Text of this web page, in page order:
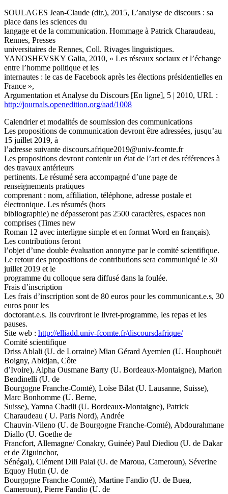
SOULAGES Jean-Claude (dir.), 2015, L’analyse de discours : sa
place dans les sciences du
langage et de la communication. Hommage à Patrick Charaudeau,
Rennes, Presses
universitaires de Rennes, Coll. Rivages linguistiques.
YANOSHEVSKY Galia, 2010, « Les réseaux sociaux et l’échange
entre l’homme politique et les
internautes : le cas de Facebook après les élections présidentielles en
France »,
Argumentation et Analyse du Discours [En ligne], 5 | 2010, URL :
http://journals.openedition.org/aad/1008
Calendrier et modalités de soumission des communications
Les propositions de communication devront être adressées, jusqu’au
15 juillet 2019, à
l’adresse suivante discours.afrique2019@univ-fcomte.fr
Les propositions devront contenir un état de l’art et des références à
des travaux antérieurs
pertinents. Le résumé sera accompagné d’une page de
renseignements pratiques
comprenant : nom, affiliation, téléphone, adresse postale et
électronique. Les résumés (hors
bibliographie) ne dépasseront pas 2500 caractères, espaces non
comprises (Times new
Roman 12 avec interligne simple et en format Word en français).
Les contributions feront
l’objet d’une double évaluation anonyme par le comité scientifique.
Le retour des propositions de contributions sera communiqué le 30
juillet 2019 et le
programme du colloque sera diffusé dans la foulée.
Frais d’inscription
Les frais d’inscription sont de 80 euros pour les communicant.e.s, 30
euros pour les
doctorant.e.s. Ils couvriront le livret-programme, les repas et les
pauses.
Site web : http://elliadd.univ-fcomte.fr/discoursdafrique/
Comité scientifique
Driss Ablali (U. de Lorraine) Mian Gérard Ayemien (U. Houphouët
Boigny, Abidjan, Côte
d’Ivoire), Alpha Ousmane Barry (U. Bordeaux-Montaigne), Marion
Bendinelli (U. de
Bourgogne Franche-Comté), Loïse Bilat (U. Lausanne, Suisse),
Marc Bonhomme (U. Berne,
Suisse), Yamna Chadli (U. Bordeaux-Montaigne), Patrick
Charaudeau ( U. Paris Nord), Andrée
Chauvin-Vileno (U. de Bourgogne Franche-Comté), Abdourahmane
Diallo (U. Goethe de
Francfort, Allemagne/ Conakry, Guinée) Paul Diediou (U. de Dakar
et de Ziguinchor,
Sénégal), Clément Dili Palai (U. de Maroua, Cameroun), Séverine
Equoy Hutin (U. de
Bourgogne Franche-Comté), Martine Fandio (U. de Buea,
Cameroun), Pierre Fandio (U. de